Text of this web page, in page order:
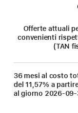
Offerte attuali
convenienti
(TAN
36 mesi al costo
del 11,57% a
al giorno 2026-